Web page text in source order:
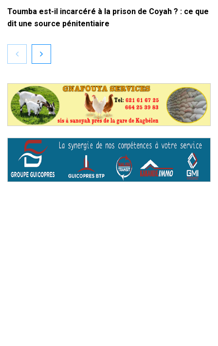
Toumba est-il incarcéré à la prison de Coyah ? : ce que
dit une source pénitentiaire